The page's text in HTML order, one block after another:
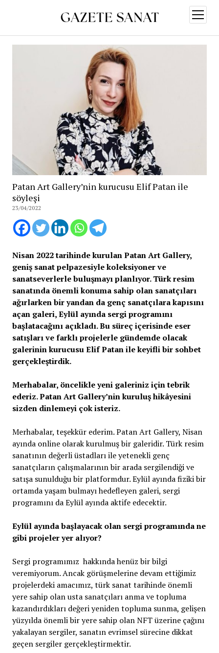
aç
Patan Art Gallery’nin kurucusu Elif Patan ile
söyleşi
23/04/2022
Nisan 2022 tarihinde kurulan Patan Art Gallery,
geniş sanat pelpazesiyle koleksiyoner ve
sanatseverlerle buluşmayı planlıyor. Türk resim
sanatında önemli konuma sahip olan sanatçıları
ağırlarken bir yandan da genç sanatçılara kapısını
açan galeri, Eylül ayında sergi programını
başlatacağını açıkladı. Bu süreç içerisinde eser
satışları ve farklı projelerle gündemde olacak
galerinin kurucusu Elif Patan ile keyifli bir sohbet
gerçekleştirdik.
Merhabalar, öncelikle yeni galeriniz için tebrik
ederiz. Patan Art Gallery’nin kuruluş hikâyesini
sizden dinlemeyi çok isteriz.
Merhabalar, teşekkür ederim. Patan Art Gallery, Nisan
ayında online olarak kurulmuş bir galeridir. Türk resim
sanatının değerli üstadları ile yetenekli genç
sanatçıların çalışmalarının bir arada sergilendiği ve
satışa sunulduğu bir platformdur. Eylül ayında fiziki bir
ortamda yaşam bulmayı hedefleyen galeri, sergi
programını da Eylül ayında aktife edecektir.
Eylül ayında başlayacak olan sergi programında ne
gibi projeler yer alıyor?
Sergi programımız hakkında henüz bir bilgi
veremiyorum. Ancak görüşmelerine devam ettiğimiz
projelerdeki amacımız, türk sanat tarihinde önemli
yere sahip olan usta sanatçıları anma ve topluma
kazandırdıkları değeri yeniden topluma sunma, gelişen
yüzyılda önemli bir yere sahip olan NFT üzerine çağını
yakalayan sergiler, sanatın evrimsel sürecine dikkat
geçen sergiler gerçekleştirmektir.